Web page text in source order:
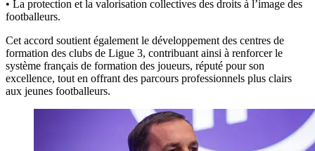
• La protection et la valorisation collectives des droits à l’image des
footballeurs.
Cet accord soutient également le développement des centres de
formation des clubs de Ligue 3, contribuant ainsi à renforcer le
système français de formation des joueurs, réputé pour son
excellence, tout en offrant des parcours professionnels plus clairs
aux jeunes footballeurs.